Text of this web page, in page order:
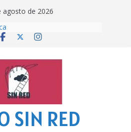
agosto de 2026
entonces…
infinita’ de recomendar
veraniegas
Mundial
SIN RED